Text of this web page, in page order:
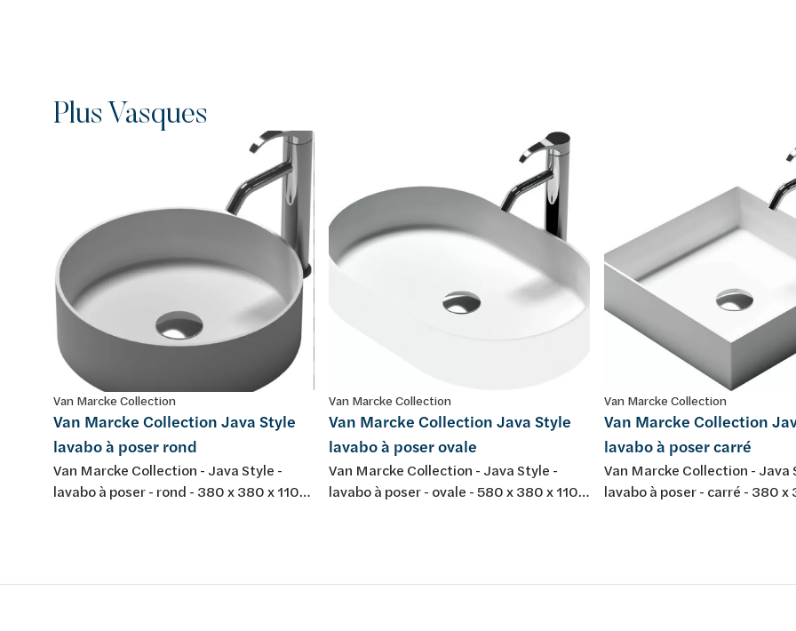
Plus Vasques
Van Marcke Collection
Van Marcke Collection Java Style
lavabo à poser rond
Van Marcke Collection - Java Style -
lavabo à poser - rond - 380 x 380 x 110
Van Marcke Collection
Van Marcke Collection Java Style
lavabo à poser ovale
Van Marcke Collection - Java Style -
lavabo à poser - ovale - 580 x 380 x 110
Van Marcke Collection
Van Marcke Collection
lavabo à poser carré
Van Marcke Collection - Java
lavabo à poser - carré - 380 x